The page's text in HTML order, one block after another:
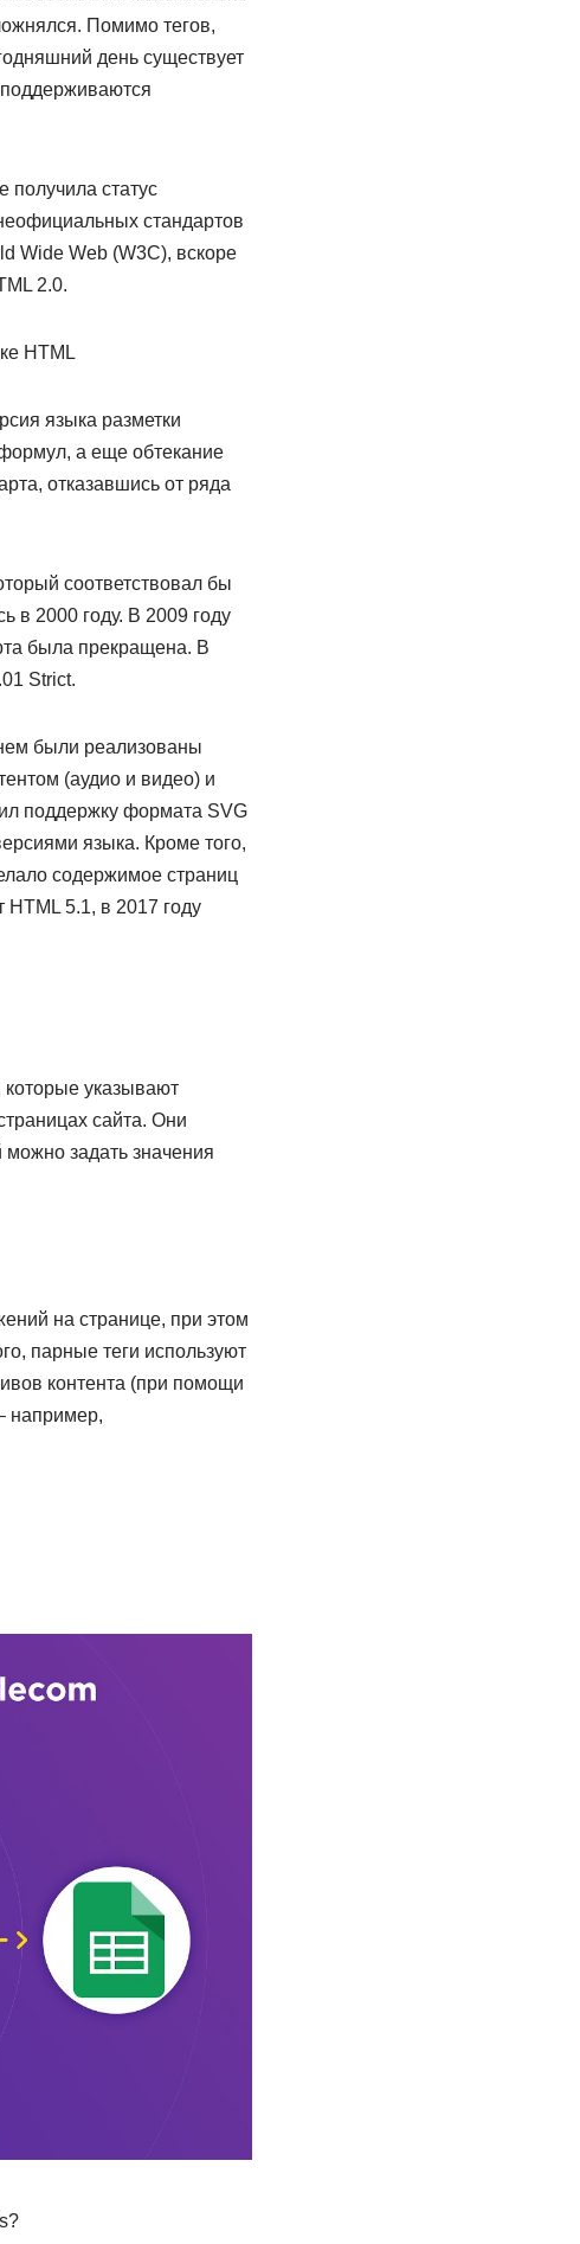
Помимо тегов,
день существует
поддерживаются
получила статус
стандартов
Wide Web (W3C), вскоре
2.0.
языка разметки
а еще обтекание
отказавшись от ряда
соответствовал бы
в 2000 году. В 2009 году
была прекращена. В
Strict.
были реализованы
(аудио и видео) и
поддержку формата SVG
языка. Кроме того,
содержимое страниц
5.1, в 2017 году
которые указывают
сайта. Они
задать значения
на странице, при этом
парные теги используют
контента (при помощи
например,